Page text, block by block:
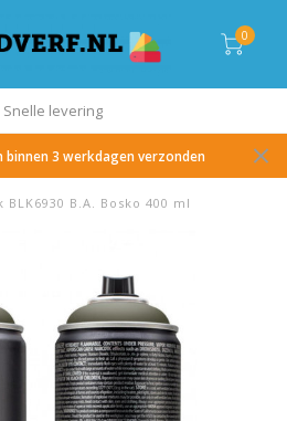
0
levering
binnen 3 werkdagen verzonden
BLK6930 B.A. Bosko 400 ml